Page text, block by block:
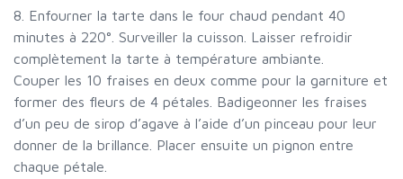
8. Enfourner la tarte dans le four chaud pendant 40
minutes à 220°. Surveiller la cuisson. Laisser refroidir
complètement la tarte à température ambiante.
Couper les 10 fraises en deux comme pour la garniture et
former des fleurs de 4 pétales. Badigeonner les fraises
d’un peu de sirop d’agave à l’aide d’un pinceau pour leur
donner de la brillance. Placer ensuite un pignon entre
chaque pétale.